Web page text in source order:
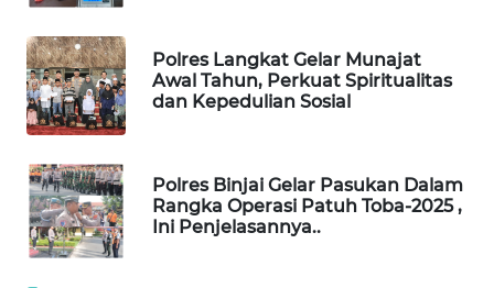
Polres Langkat Gelar Munajat
Awal Tahun, Perkuat Spiritualitas
dan Kepedulian Sosial
Polres Binjai Gelar Pasukan Dalam
Rangka Operasi Patuh Toba-2025 ,
Ini Penjelasannya..
SIBARAGAS
NEWS
METRO
NEWS
METRO
MEDAN